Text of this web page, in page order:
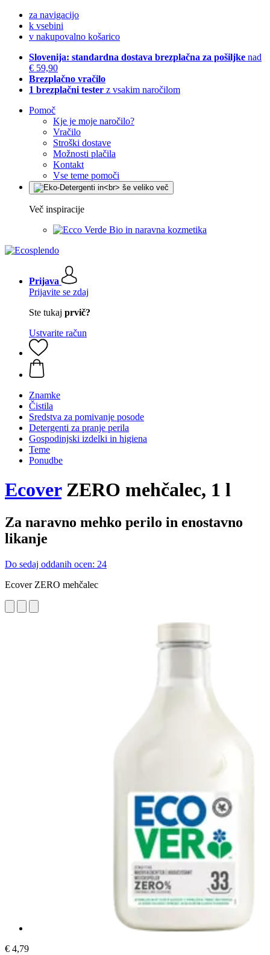
za navigacijo
k vsebini
v nakupovalno košarico
Slovenija: standardna dostava brezplačna za pošiljke nad
€ 59,90
Brezplačno vračilo
1 brezplačni tester z vsakim naročilom
Pomoč
Kje je moje naročilo?
Vračilo
Stroški dostave
Možnosti plačila
Kontakt
Vse teme pomoči
Več inspiracije
Bio in naravna kozmetika
Prijava
Prijavite se zdaj
Ste tukaj prvič?
Ustvarite račun
Znamke
Čistila
Sredstva za pomivanje posode
Detergenti za pranje perila
Gospodinjski izdelki in higiena
Teme
Ponudbe
EcoverZERO mehčalec, 1 l
Za naravno mehko perilo in enostavno
likanje
Do sedaj oddanih ocen: 24
Ecover ZERO mehčalec
€ 4,79